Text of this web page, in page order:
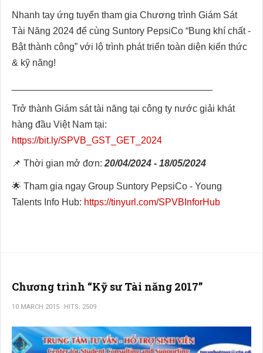
Nhanh tay ứng tuyển tham gia Chương trình Giám Sát
Tài Năng 2024 để cùng Suntory PepsiCo “Bung khí chất -
Bật thành công” với lộ trình phát triển toàn diện kiến thức
& kỹ năng!
Trở thành Giám sát tài năng tại công ty nước giải khát
hàng đầu Việt Nam tại:
https://bit.ly/SPVB_GST_GET_2024
📌 Thời gian mở đơn: 20/04/2024 - 18/05/2024
🌟 Tham gia ngay Group Suntory PepsiCo - Young
Talents Info Hub: https://tinyurl.com/SPVBInforHub
Chương trình “Kỹ sư Tài năng 2017”
10 MARCH 2015 HITS: 2509